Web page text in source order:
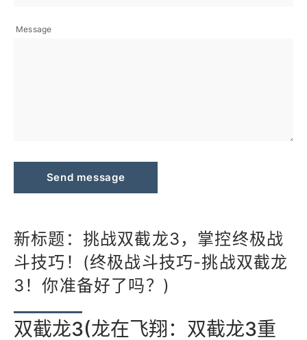
Message
Send message
新标题：挑战双截龙3，掌控终极战
斗技巧！(终极战斗技巧-挑战双截龙
3！你准备好了吗？)
双截龙3(龙在飞翔：双截龙3重